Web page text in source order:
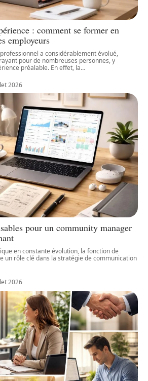
: comment se former en
employeurs
a considérablement évolué,
pour de nombreuses personnes, y
préalable. En effet, la…
2026
pour un community manager
en constante évolution, la fonction de
un rôle clé dans la stratégie de communication
2026